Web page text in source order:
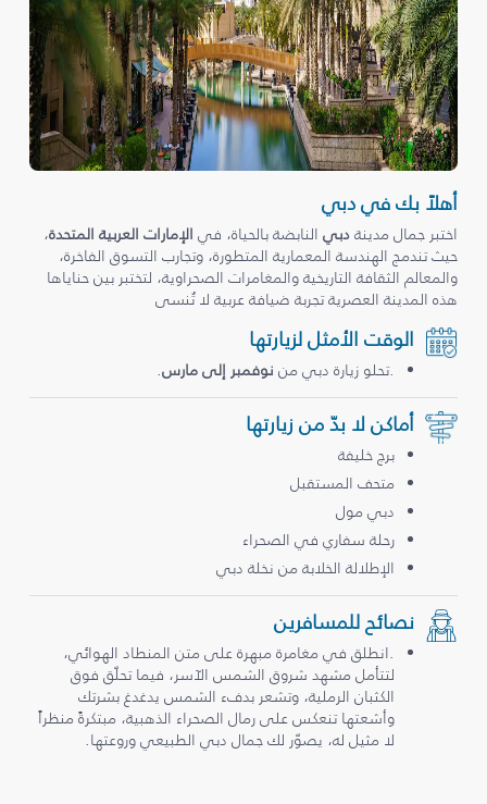
أهلاً بك في دبي
اختبر جمال مدينةدبيالنابضة بالحياة، في الإمارات العربية المتحدة،
حيث تندمج الهندسة المعمارية المتطورة، وتجارب التسوق الفاخرة،
والمعالم الثقافة التاريخية والمغامرات الصحراوية، لتختبر بين حناياها
هذه المدينة العصرية تجربة ضيافة عربية لا تُنسى
الوقت الأمثل لزيارتها
.تحلو زيارة دبي من نوفمبر إلى مارس.
أماكن لا بدّ من زيارتها
برج خليفة
متحف المستقبل
دبي مول
رحلة سفاري في الصحراء
الإطلالة الخلابة من نخلة دبي
نصائح للمسافرين
.انطلق في مغامرة مبهرة على متن المنطاد الهوائي،
لتتأمل مشهد شروق الشمس الآسر، فيما تحلّق فوق
الكثبان الرملية، وتشعر بدفء الشمس يدغدغ بشرتك
وأشعتها تنعكس على رمال الصحراء الذهبية، مبتكرةً منظراً
لا مثيل له، يصوّر لك جمال دبي الطبيعي وروعتها.